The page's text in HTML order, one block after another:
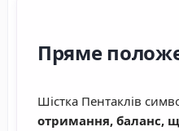
Пряме
Шістка Пентаклів
отримання, баланс,